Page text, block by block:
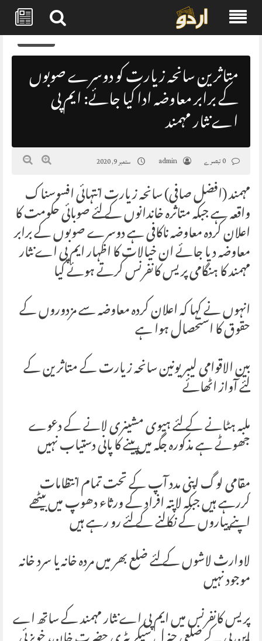
Skip
content
0
متاثرین سانحہ زیارت کو دوسرے صوبوں
کے برابر معاوضہ ادا کیا جائے: ایم پی
اے نثار مہمند
admin ستمبر 9, 2020
مہمند (افضل صافی) سانحہ زیارت انتہائی افسوسناک
واقعہ ہے جبکہ متاثرہ خاندانوں کے لئے صوبائی حکومت کا
اعلان کردہ معاوضہ ناکافی ہے دوسرے صوبوں کے برابر
معاوضہ دیا جائے ان خیالات کا اظہار ایم پی اے نثار
مہمند کا ہنگامی پریس کانفرنس کرتے ہوئے کیا
انہوں نے کہا کہ اعلان کردہ معاوضہ سے مزدوروں کے
حقوق کا استحصال ہوا ہے
بین الاقوامی لیبر یونین سانحہ زیارت کے متاثرین کے
لئے آواز اٹھائے
ملبہ ہٹانے کے لئے ہیوی مشینری لانے کے دعوے
جھوٹے ہے مذکورہ جگہ میں پینے کا پانی دستیاب نہیں
مقامی لوگ اپنی مدد آپ کے تحت تمام انتظامات
کررہے ہیں جبکہ لاپتہ افراد کے ورثاء دھوپ میں بیٹھے
اپنے پیاروں کے نکالنے کے لئے رو رہے ہیں
لاوارث لاشوں کے لئے ضلع بھر میں مردہ خانہ یا سرد خانہ
موجود نہیں
پریس کانفرنس میں ایم پی اے نثار مہمند کے ساتھ اے